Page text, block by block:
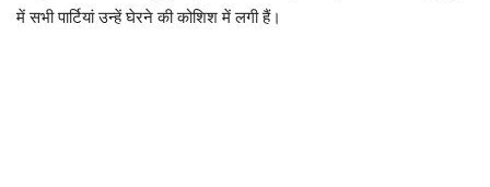
में सभी पार्टियां उन्हें घेरने की कोशिश में लगी हैं।